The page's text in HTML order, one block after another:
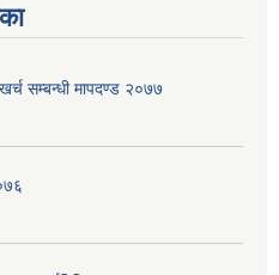
सम्बन्धी मापदण्ड २०७७